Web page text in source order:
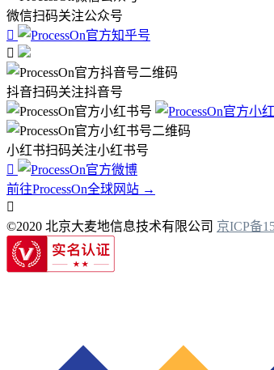
微信扫码关注公众号


抖音扫码关注抖音号
小红书扫码关注小红书号

前往ProcessOn全球网站 →

©2020 北京大麦地信息技术有限公司 京ICP备